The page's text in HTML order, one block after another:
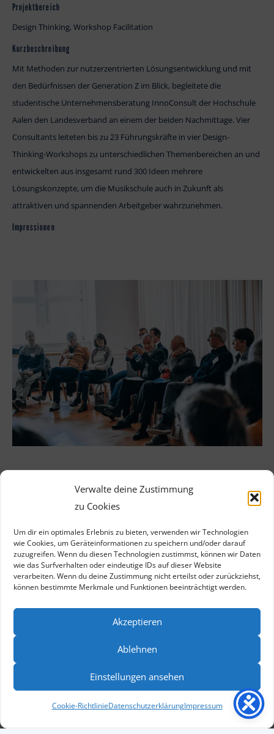
Verwalte deine Zustimmung
zu Cookies
Um dir ein optimales Erlebnis zu bieten, verwenden wir Technologien
wie Cookies, um Geräteinformationen zu speichern und/oder darauf
zuzugreifen. Wenn du diesen Technologien zustimmst, können wir Daten
wie das Surfverhalten oder eindeutige IDs auf dieser Website
verarbeiten. Wenn du deine Zustimmung nicht erteilst oder zurückziehst,
können bestimmte Merkmale und Funktionen beeinträchtigt werden.
Akzeptieren
Ablehnen
Einstellungen ansehen
Cookie-RichtlinieDatenschutzerklärungImpressum
Projektbereich
Design Thinking, Workshop Facilitation
Kurzbeschreibung
Mit Methoden zur nutzerzentrierten Lösungsentwicklung und mit
den Bedürfnissen der Generation Z im Blick, begleitete die
studentische Unternehmensberatung InnoConsult der Hochschule
Aalen den Landesverband an einem der beiden Nachmittage. Vier
Consultants leiteten bis zu 23 Führungskräfte in vier Design-
Thinking-Workshops zu unterschiedlichen Themenbereichen an und
entwickelten aus insgesamt rund 300 Ideen mehrere
Lösungskonzepte, um die Musikschule auch in Zukunft als
attraktiven und spannenden Arbeitgeber wahrzunehmen.
Impressionen
Weitere Projekte
Durchführung einer Bedarfs- und
Bereich der Hörakustik